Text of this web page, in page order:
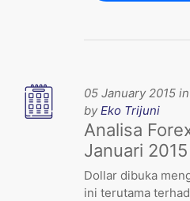
05 January 2015
byEko Trijuni
Analisa
Januari 2015
Dollar dibuka
ini terutama